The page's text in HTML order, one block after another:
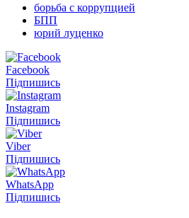
борьба с коррупцией
БПП
юрий луценко
Facebook
Підпишись
Instagram
Підпишись
Viber
Підпишись
WhatsApp
Підпишись